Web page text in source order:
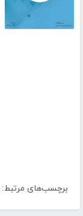
برچسب‌های مرتبط: